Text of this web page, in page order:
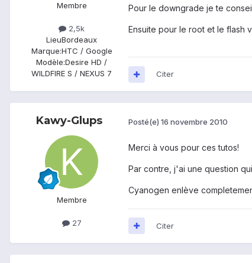
Membre
2,5k
LieuBordeaux
Marque:HTC / Google
Modèle:Desire HD /
WILDFIRE S / NEXUS 7
Pour le downgrade je te
Ensuite pour le root et le flash
Citer
Kawy-Glups
Membre
27
Posté(e) 16 novembre 2010
Merci à vous pour ces tutos!
Par contre, j'ai une question
Cyanogen enlève
Citer